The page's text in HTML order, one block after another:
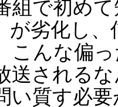
組で初め
が劣化し
こんな偏
送される
い質す必